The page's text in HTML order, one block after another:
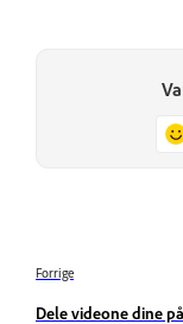
Forrige
Dele videone dine